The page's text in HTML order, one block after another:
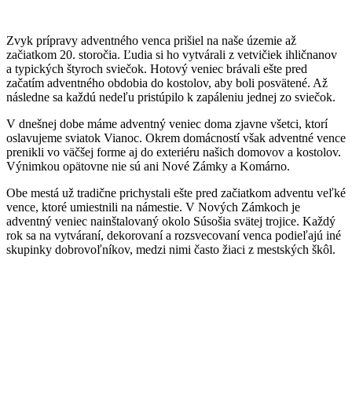
Zvyk prípravy adventného venca prišiel na naše územie až
začiatkom 20. storočia. Ľudia si ho vytvárali z vetvičiek ihličnanov
a typických štyroch sviečok. Hotový veniec brávali ešte pred
začatím adventného obdobia do kostolov, aby boli posvätené. Až
následne sa každú nedeľu pristúpilo k zapáleniu jednej zo sviečok.
V dnešnej dobe máme adventný veniec doma zjavne všetci, ktorí
oslavujeme sviatok Vianoc. Okrem domácností však adventné vence
prenikli vo väčšej forme aj do exteriéru našich domovov a kostolov.
Výnimkou opätovne nie sú ani Nové Zámky a Komárno.
Obe mestá už tradične prichystali ešte pred začiatkom adventu veľké
vence, ktoré umiestnili na námestie. V Nových Zámkoch je
adventný veniec nainštalovaný okolo Súsošia svätej trojice. Každý
rok sa na vytváraní, dekorovaní a rozsvecovaní venca podieľajú iné
skupinky dobrovoľníkov, medzi nimi často žiaci z mestských škôl.